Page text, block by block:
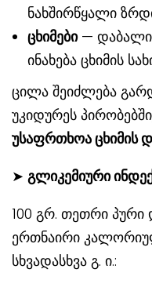
ნახშირწყალი
ცხიმები— დაბალი
ინახება ცხიმის
ცილა შეიძლება
უკიდურეს
უსაფრთხოა ცხიმის
➤ გლიკემიური
100 გრ. თეთრი პური
ერთნაირი
სხვადასხვა გ. ი.: